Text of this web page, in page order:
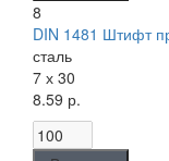
8
DIN 1481 Штифт
сталь
7 х 30
8.59 р.